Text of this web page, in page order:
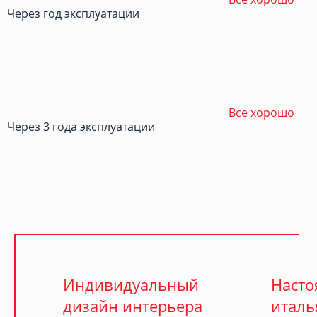
Через год эксплуатации
Через 3 года эксплуатации
Все хорошо
Индивидуальный
дизайн интерьера